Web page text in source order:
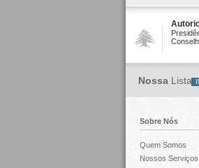
NossaLista
Sobre Nós
Quem Somos
Nossos Serviços